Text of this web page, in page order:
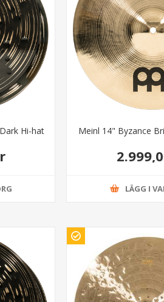
Hi-hat
Meinl 14" Byzance
LÄGG I